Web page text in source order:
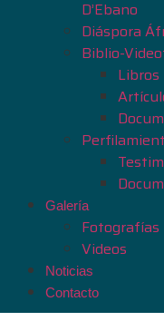
D’Ebano
Diáspora
Biblio-
Libros
Galería
Fotografías
Videos
Noticias
Contacto